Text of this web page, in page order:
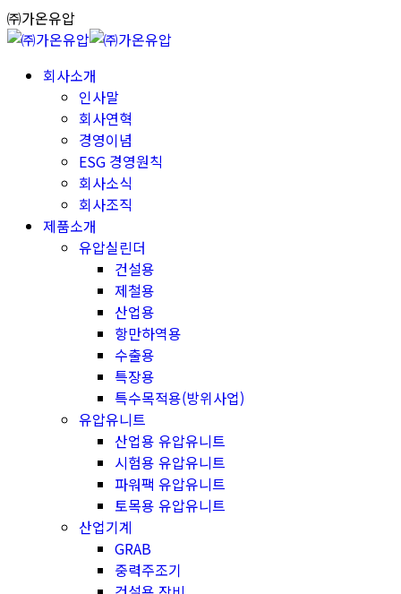
Skip
to
㈜가온유압
회사소개
인사말
회사연혁
경영이념
ESG 경영원칙
회사소식
회사조직
제품소개
유압실린더
건설용
제철용
산업용
항만하역용
수출용
특장용
특수목적용(방위사업)
유압유니트
산업용 유압유니트
시험용 유압유니트
파워팩 유압유니트
토목용 유압유니트
산업기계
GRAB
중력주조기